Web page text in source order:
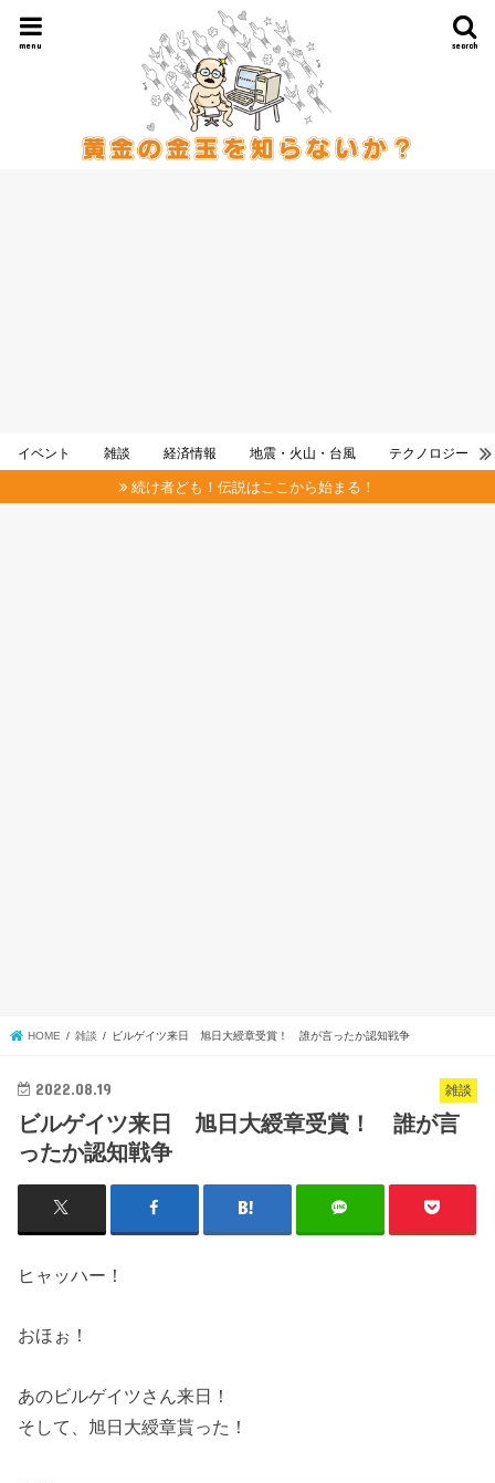
search
menu
イベント 雑談 経済情報 地震・火山・台風 テクノロジー
続け者ども！伝説はここから始まる！
HOME 雑談 ビルゲイツ来日 旭日大綬章受賞！ 誰が言ったか認知戦争
雑談
2022.08.19
ビルゲイツ来日 旭日大綬章受賞！ 誰が言
ったか認知戦争
ヒャッハー！
おほぉ！
あのビルゲイツさん来日！
そして、旭日大綬章貰った！